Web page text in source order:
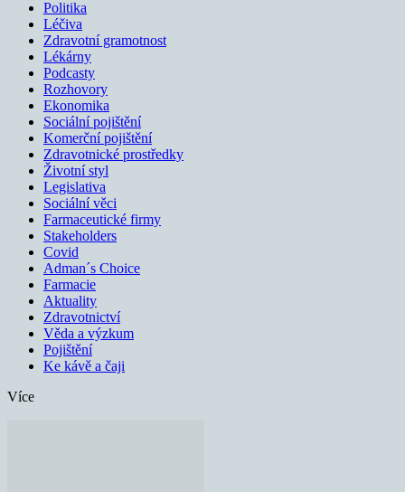
Politika
Léčiva
Zdravotní gramotnost
Lékárny
Podcasty
Rozhovory
Ekonomika
Sociální pojištění
Komerční pojištění
Zdravotnické prostředky
Životní styl
Legislativa
Sociální věci
Farmaceutické firmy
Stakeholders
Covid
Adman´s Choice
Farmacie
Aktuality
Zdravotnictví
Věda a výzkum
Pojištění
Ke kávě a čaji
Více